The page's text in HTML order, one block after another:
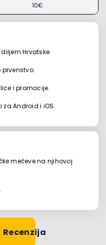
10€
Hrvatske.
prvenstvo.
i promocije.
za Android i iOS.
mečeve na njihovoj
Recenzija